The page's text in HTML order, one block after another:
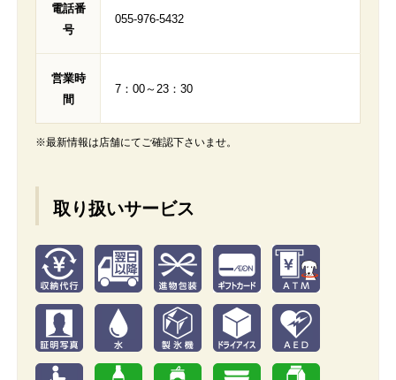
電話番
号
055-976-5432
営業時
間
7：00～23：30
※最新情報は店舗にてご確認下さいませ。
取り扱いサービス